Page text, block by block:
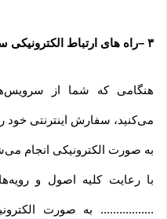
۳ –راه های ارتباط الکترونیکی
هنگامی که شما از
می‏‌کنید، سفارش اینترنتی خود
به صورت الکترونیکی انجام
با رعایت کلیه اصول و
................. به صورت